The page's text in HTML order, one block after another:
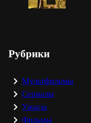
Рубрики
Мультфильмы
Сериалы
Ужасы
Фильмы